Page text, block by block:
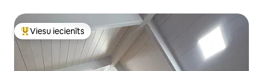
Populārs viesu iecienīts mājoklis
Viesu iecienīts